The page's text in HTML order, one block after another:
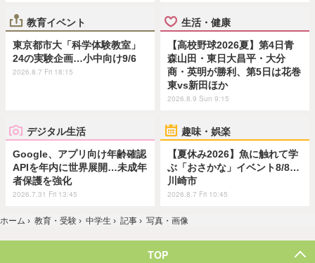
教育イベント
東京都市大「科学体験教室」
24の実験企画…小中向け9/6
2026.8.7 Fri 18:15
生活・健康
【高校野球2026夏】第4日青
森山田・東日大昌平・大分
商・英明が勝利、第5日は花巻
東vs新田ほか
2026.8.9 Sun 9:15
デジタル生活
Google、アプリ向け年齢確認
APIを年内に世界展開…未成年
者保護を強化
2026.7.31 Fri 13:45
趣味・娯楽
【夏休み2026】魚に触れて学
ぶ「おさかな」イベント8/8…
川崎市
2026.8.7 Fri 10:45
ホーム › 教育・受験 › 中学生 › 記事 › 写真・画像
TOP